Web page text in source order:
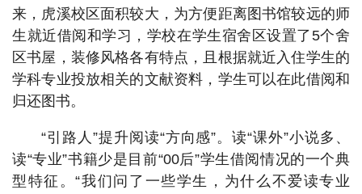
来，虎溪校区面积较大，为方便距离图书馆较远的师
生就近借阅和学习，学校在学生宿舍区设置了5个舍
区书屋，装修风格各有特点，且根据就近入住学生的
学科专业投放相关的文献资料，学生可以在此借阅和
归还图书。
“引路人”提升阅读“方向感”。读“课外”小说多、
读“专业”书籍少是目前“00后”学生借阅情况的一个典
型特征。“我们问了一些学生，为什么不爱读专业